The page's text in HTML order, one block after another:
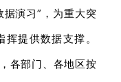
据演习”，为重大突
提供数据支撑。
各部门、各地区按